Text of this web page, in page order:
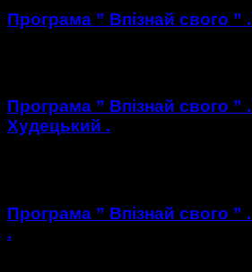
Програма ” Впізнай свого ”
Програма ” Впізнай свого ” .
Худецький .
Програма ” Впізнай свого ”
.